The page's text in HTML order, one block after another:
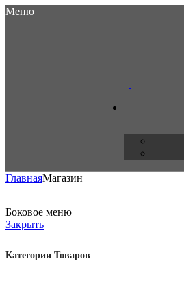
Меню
ГлавнаяМагазин
Боковое меню
Закрыть
Категории Товаров